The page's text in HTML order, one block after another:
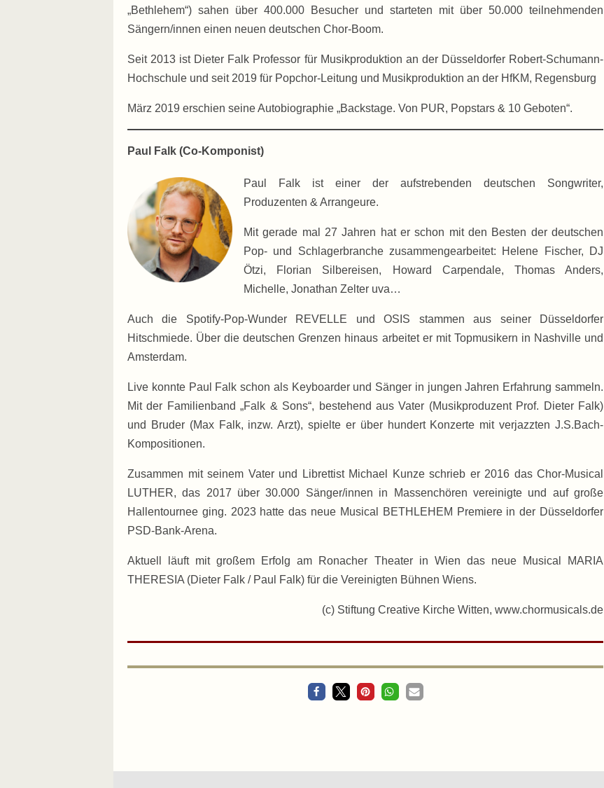
„Bethlehem“) sahen über 400.000 Besucher und starteten mit über 50.000 teilnehmenden
Sängern/innen einen neuen deutschen Chor-Boom.
Seit 2013 ist Dieter Falk Professor für Musikproduktion an der Düsseldorfer Robert-Schumann-
Hochschule und seit 2019 für Popchor-Leitung und Musikproduktion an der HfKM, Regensburg
März 2019 erschien seine Autobiographie „Backstage. Von PUR, Popstars & 10 Geboten“.
Paul Falk (Co-Komponist)
Paul Falk ist einer der aufstrebenden deutschen Songwriter,
Produzenten & Arrangeure.
Mit gerade mal 27 Jahren hat er schon mit den Besten der deutschen
Pop- und Schlagerbranche zusammengearbeitet: Helene Fischer, DJ
Ötzi, Florian Silbereisen, Howard Carpendale, Thomas Anders,
Michelle, Jonathan Zelter uva…
Auch die Spotify-Pop-Wunder REVELLE und OSIS stammen aus seiner Düsseldorfer
Hitschmiede. Über die deutschen Grenzen hinaus arbeitet er mit Topmusikern in Nashville und
Amsterdam.
Live konnte Paul Falk schon als Keyboarder und Sänger in jungen Jahren Erfahrung sammeln.
Mit der Familienband „Falk & Sons“, bestehend aus Vater (Musikproduzent Prof. Dieter Falk)
und Bruder (Max Falk, inzw. Arzt), spielte er über hundert Konzerte mit verjazzten J.S.Bach-
Kompositionen.
Zusammen mit seinem Vater und Librettist Michael Kunze schrieb er 2016 das Chor-Musical
LUTHER, das 2017 über 30.000 Sänger/innen in Massenchören vereinigte und auf große
Hallentournee ging. 2023 hatte das neue Musical BETHLEHEM Premiere in der Düsseldorfer
PSD-Bank-Arena.
Aktuell läuft mit großem Erfolg am Ronacher Theater in Wien das neue Musical MARIA
THERESIA (Dieter Falk / Paul Falk) für die Vereinigten Bühnen Wiens.
(c) Stiftung Creative Kirche Witten, www.chormusicals.de